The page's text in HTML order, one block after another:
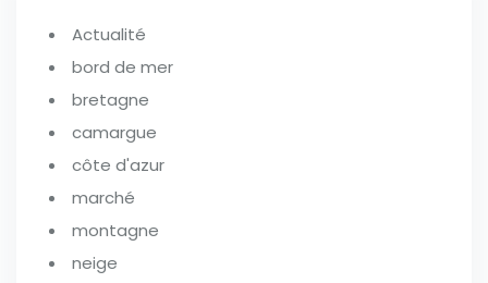
Actualité
bord de mer
bretagne
camargue
côte d'azur
marché
montagne
neige